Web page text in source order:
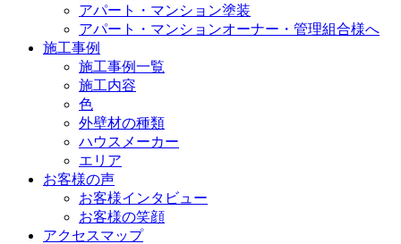
アパート・マンション塗装
アパート・マンションオーナー・管理組合様へ
施工事例
施工事例一覧
施工内容
色
外壁材の種類
ハウスメーカー
エリア
お客様の声
お客様インタビュー
お客様の笑顔
アクセスマップ